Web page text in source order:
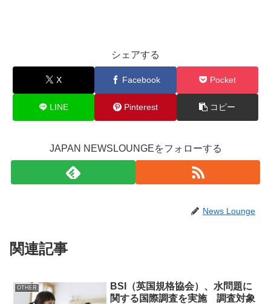
シェアする
X Facebook Pocket
LINE Pinterest コピー
JAPAN NEWSLOUNGEをフォローする
News Lounge
関連記事
OTHER
BSI（英国規格協会）、水問題に
関する国際調査を実施 調査対象